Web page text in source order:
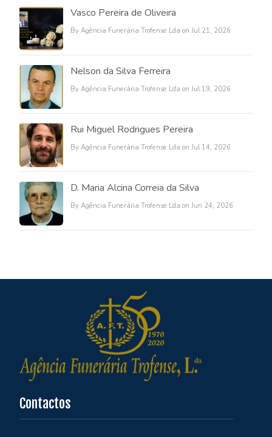
Vasco Pereira de Oliveira
By Agência Funerária Trofense Lda on Jul 21, 2026
Nelson da Silva Ferreira
By Agência Funerária Trofense Lda on Jul 19, 2026
Rui Miguel Rodrigues Pereira
By Agência Funerária Trofense Lda on Jul 14, 2026
D. Maria Alcina Correia da Silva
By Agência Funerária Trofense Lda on Jun 24, 2026
Contactos